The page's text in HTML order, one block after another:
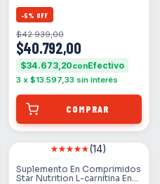
Termogénico Mujer Black
Series Sin Sabor
-5% OFF
$40.792,00
$42.939,00
$34.673,20con
3 x $13.597,33 sin interés
SIN STOCK (14)
Suplemento En Comprimidos
Star Nutrition L-carnitina En